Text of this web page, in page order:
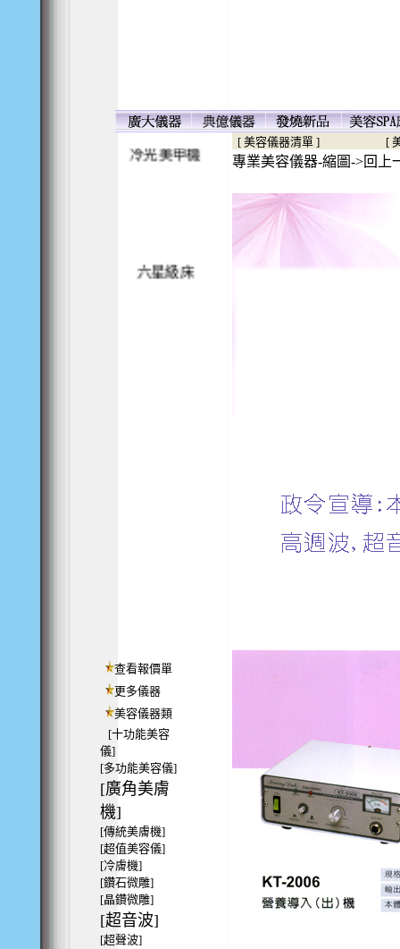
冷光美甲機
六星級床
查看報價單
更多儀器
美容儀器類
[十功能美容
儀]
[多功能美容儀]
[廣角美膚
機]
[傳統美膚機]
[超值美容儀]
[冷膚機]
[鑽石微雕]
[晶鑽微雕]
[超音波]
[超聲波]
[ 美容儀器清單 ] [
專業美容儀器-縮圖->回上